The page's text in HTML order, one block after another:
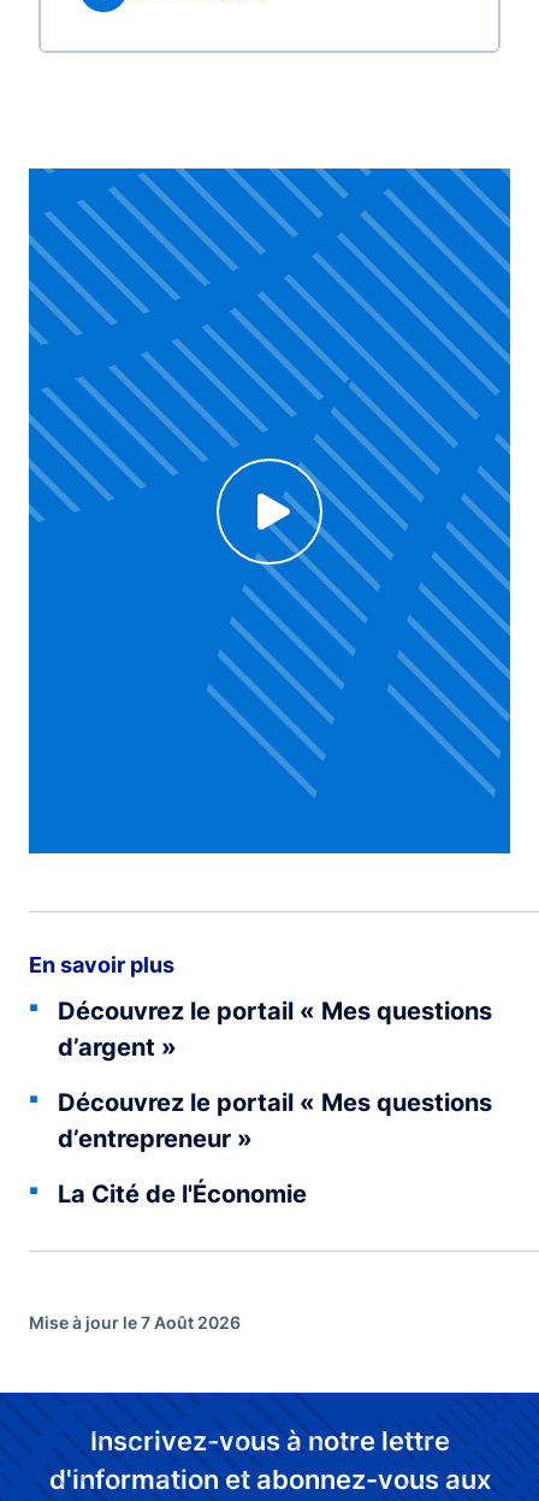
Voir la vidéo
Click to enable Youtube cookies and see content
En savoir plus
Découvrez le portail « Mes questions
d’argent »
Découvrez le portail « Mes questions
d’entrepreneur »
La Cité de l'Économie
Mise à jour le 7 Août 2026
Inscrivez-vous à notre lettre
d'information et abonnez-vous aux